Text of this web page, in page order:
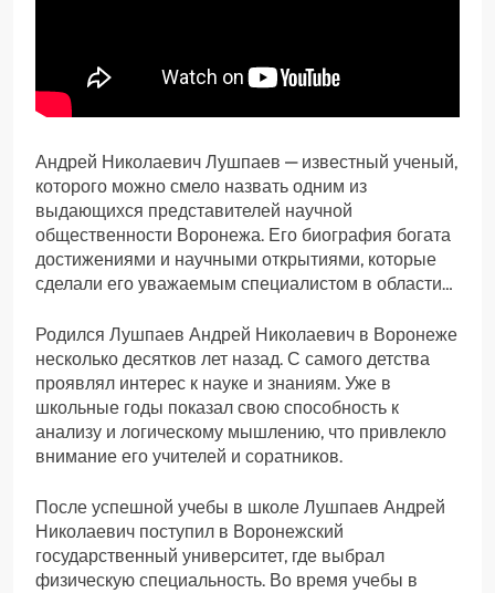
Андрей Николаевич Лушпаев — известный ученый,
которого можно смело назвать одним из
выдающихся представителей научной
общественности Воронежа. Его биография богата
достижениями и научными открытиями, которые
сделали его уважаемым специалистом в области…
Родился Лушпаев Андрей Николаевич в Воронеже
несколько десятков лет назад. С самого детства
проявлял интерес к науке и знаниям. Уже в
школьные годы показал свою способность к
анализу и логическому мышлению, что привлекло
внимание его учителей и соратников.
После успешной учебы в школе Лушпаев Андрей
Николаевич поступил в Воронежский
государственный университет, где выбрал
физическую специальность. Во время учебы в